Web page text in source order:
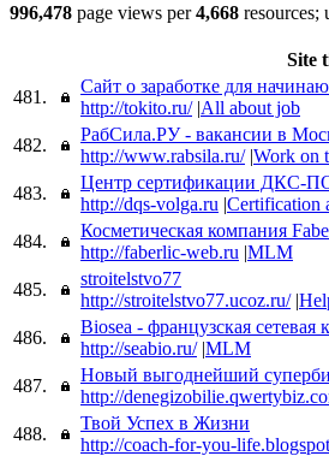
996,478 page views per4,668 resources;
Site
481.
Сайт о заработке для
http://tokito.ru/ |All about job
482.
РабСила.РУ - вакансии в
http://www.rabsila.ru/ |Work on
483.
Центр сертификации ДКС-
http://dqs-volga.ru |Certification
484.
Косметическая компания
http://faberlic-web.ru |MLM
485.
stroitelstvo77
http://stroitelstvo77.ucoz.ru/ |
486.
Biosea - французская сетевая
http://seabio.ru/ |MLM
487.
Новый выгоднейший
http://
488.
Твой Успех в Жизни
http://coach-for-you-